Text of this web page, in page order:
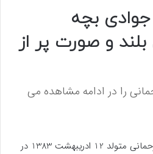
جوادی بچه
و صورت پر از
را در ادامه مشاهده می
مانی رحمانی متولد 12 ادریبهشت 1383 در